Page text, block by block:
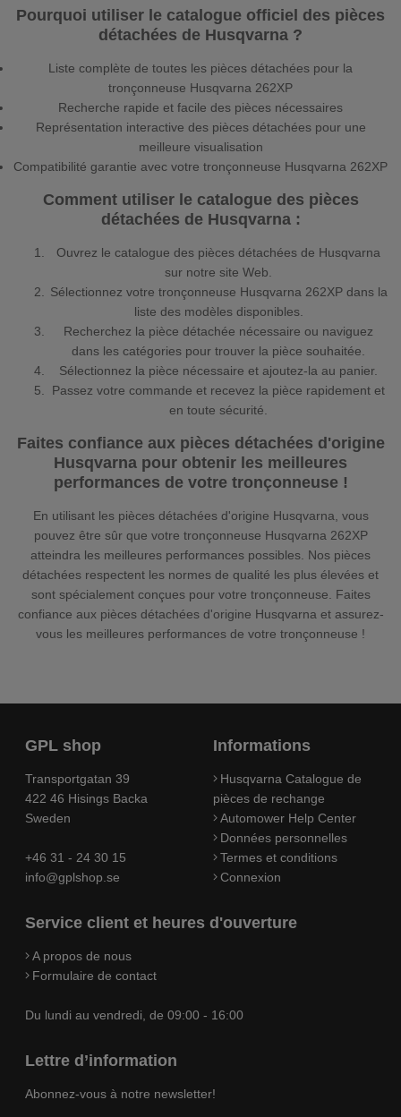
Pourquoi utiliser le catalogue officiel des pièces
détachées de Husqvarna ?
Liste complète de toutes les pièces détachées pour la
tronçonneuse Husqvarna 262XP
Recherche rapide et facile des pièces nécessaires
Représentation interactive des pièces détachées pour une
meilleure visualisation
Compatibilité garantie avec votre tronçonneuse Husqvarna 262XP
Comment utiliser le catalogue des pièces
détachées de Husqvarna :
Ouvrez le catalogue des pièces détachées de Husqvarna
sur notre site Web.
Sélectionnez votre tronçonneuse Husqvarna 262XP dans la
liste des modèles disponibles.
Recherchez la pièce détachée nécessaire ou naviguez
dans les catégories pour trouver la pièce souhaitée.
Sélectionnez la pièce nécessaire et ajoutez-la au panier.
Passez votre commande et recevez la pièce rapidement et
en toute sécurité.
Faites confiance aux pièces détachées d'origine
Husqvarna pour obtenir les meilleures
performances de votre tronçonneuse !
En utilisant les pièces détachées d'origine Husqvarna, vous
pouvez être sûr que votre tronçonneuse Husqvarna 262XP
atteindra les meilleures performances possibles. Nos pièces
détachées respectent les normes de qualité les plus élevées et
sont spécialement conçues pour votre tronçonneuse. Faites
confiance aux pièces détachées d'origine Husqvarna et assurez-
vous les meilleures performances de votre tronçonneuse !
GPL shop
Transportgatan 39
422 46 Hisings Backa
Sweden
+46 31 - 24 30 15
info@gplshop.se
Informations
Husqvarna Catalogue de
pièces de rechange
Automower Help Center
Données personnelles
Termes et conditions
Connexion
Service client et heures d'ouverture
A propos de nous
Formulaire de contact
Du lundi au vendredi, de 09:00 - 16:00
Lettre d’information
Abonnez-vous à notre newsletter!